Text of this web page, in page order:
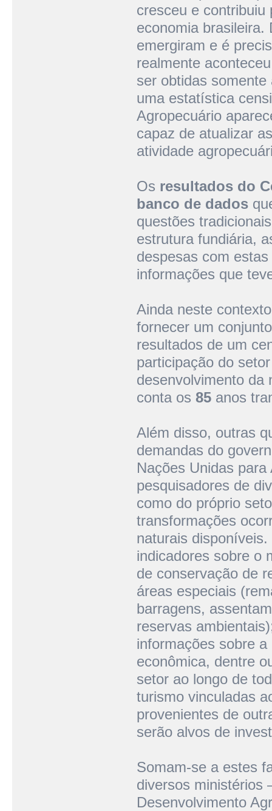
cresceu e contribuiu
economia brasileira.
emergiram e é
realmente
ser obtidas
uma estatística
Agropecuário
capaz de atualizar
atividade
Os resultados do
banco de dados
questões
estrutura fundiária,
despesas com
informações que
Ainda neste
fornecer um
resultados de um
participação do
desenvolvimento da
conta os 85 anos
Além disso, outras
demandas do
Nações Unidas
pesquisadores de
como do próprio
transformações
naturais
indicadores sobre o
de conservação de
áreas especiais
barragens,
reservas
informações sobre
econômica, dentre
setor ao longo de
turismo vinculadas
provenientes de
serão alvos de
Somam-se a estes
diversos ministérios
Desenvolvimento